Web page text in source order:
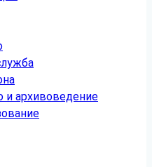
и архивоведение